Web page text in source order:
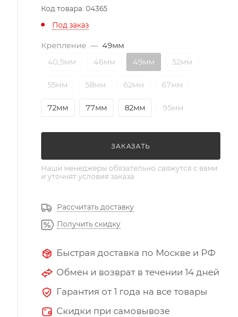
Код товара: 04365
Под заказ
Крепление — 49мм
40,5мм
46мм 49мм 52мм
55мм 58мм 62мм 67мм
72мм 77мм 82мм 95мм
ЗАКАЗАТЬ
Наши менеджеры обязательно свяжутся с вами
и уточнят условия заказа
Рассчитать доставку
Получить скидку
Быстрая доставка по Москве и РФ
Обмен и возврат в течении 14 дней
Гарантия от 1 года на все товары
Скидки при самовывозе